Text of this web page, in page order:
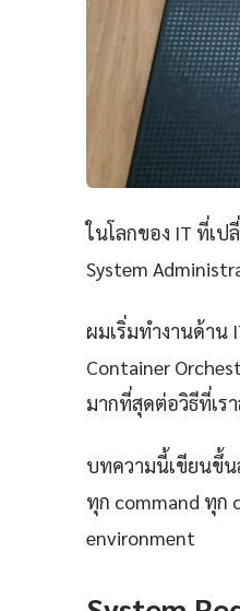
ในโลกของ IT ที่เป
System
ผมเริ่มทำงานด้าน
Container
มากที่สุดต่อวิธีที่เร
บทความนี้เขียนขึ้
ทุก command ทุก
environment